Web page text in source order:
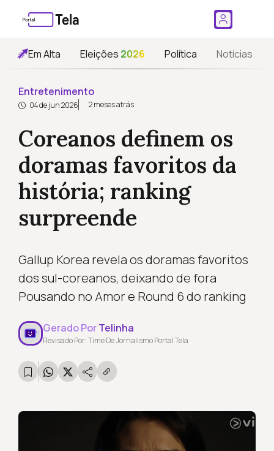
Em Alta Eleições 2026 Política Notícias
Entretenimento
04 de jun 2026 2 meses atrás
Coreanos definem os
doramas favoritos da
história; ranking
surpreende
Gallup Korea revela os doramas favoritos
dos sul-coreanos, deixando de fora
Pousando no Amor e Round 6 do ranking
Gerado PorTelinha
Revisado Por: Time De Jornalismo Portal Tela